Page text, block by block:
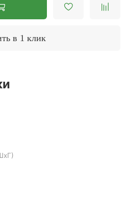
в 1 клик